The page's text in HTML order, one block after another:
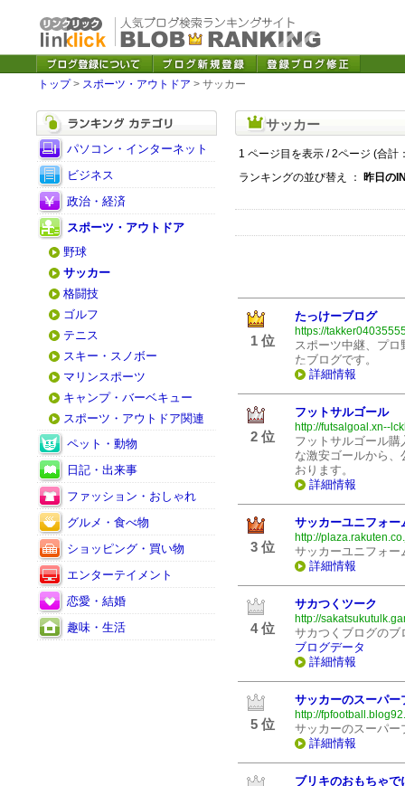
トップ> スポーツ・アウトドア > サッカー
パソコン・インターネット
ビジネス
政治・経済
スポーツ・アウトドア
野球
サッカー
格闘技
ゴルフ
テニス
スキー・スノボー
マリンスポーツ
キャンプ・バーベキュー
スポーツ・アウトドア関連
ペット・動物
日記・出来事
ファッション・おしゃれ
グルメ・食べ物
ショッピング・買い物
エンターテイメント
恋愛・結婚
趣味・生活
サッカー
1 ページ目を表示 / 2ページ (合計
ランキングの並び替え ： 昨日の
1 位
たっけーブログ
https://
スポーツ中継、プ
たブログです。
詳細情報
2 位
フットサルゴール
http://futsalgoal.xn--
フットサルゴール
な激安ゴールから
おります。
詳細情報
3 位
サッカーユニフォー
http://
サッカーユニフォー
詳細情報
4 位
サカつくツーク
http://
サカつくブログのブ
ブログデータ
詳細情報
5 位
サッカーのスーパー
http://
サッカーのスーパー
詳細情報
ブリキのおもちゃで